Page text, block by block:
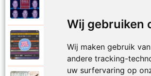
Wij gebruiken
Wij maken gebruik
andere tracking-
uw surfervaring op
Katinka